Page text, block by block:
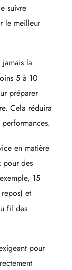
suivre
le meilleur
la
5 à 10
préparer
Cela réduira
en matière
pour des
15
et
fil des
pour